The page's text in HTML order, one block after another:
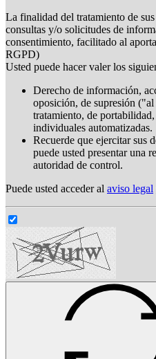
La finalidad del tratamiento de sus
consultas y/o solicitudes de
consentimiento, facilitado al
RGPD)
Usted puede hacer valer los
Derecho de información,
oposición, de supresión
tratamiento, de
individuales automatizadas.
Recuerde que ejercitar sus
puede usted presentar una
autoridad de control.
Puede usted acceder al aviso legal